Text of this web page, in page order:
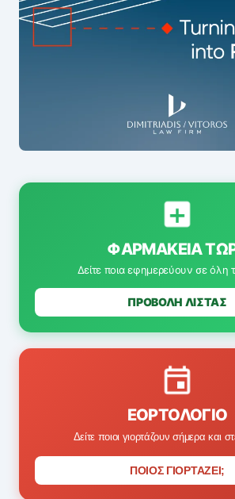
ΦΑΡΜΑΚΕΊΑ
Δείτε ποια εφημερεύουν σε όλη
ΠΡΟΒΟΛΗ ΛΙΣΤΑΣ
ΕΟΡΤΟΛΌΓΙΟ
Δείτε ποιοι γιορτάζουν σήμερα και
ΠΟΙΟΣ ΓΙΟΡΤΑΖΕΙ;